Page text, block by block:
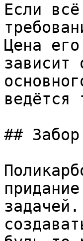
Если
Цена
зависит
ведётся
##